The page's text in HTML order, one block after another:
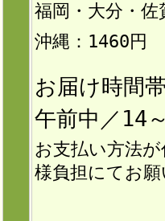
福岡・大分・
沖縄：1460円
お届け時間
午前中／14
お支払い方法
様負担にてお